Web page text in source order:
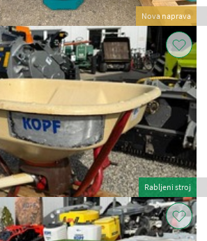
Nova naprava
Rabljeni stroj